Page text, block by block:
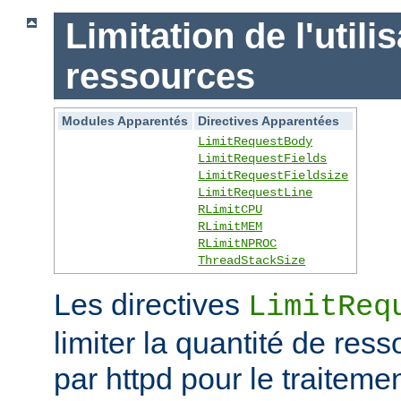
Limitation de
ressources
Modules Apparentés
Directives Apparentées
LimitRequestBody
LimitRequestFields
LimitRequestFieldsize
LimitRequestLine
RLimitCPU
RLimitMEM
RLimitNPROC
ThreadStackSize
Les directives
limiter la quantité de
par httpd pour le